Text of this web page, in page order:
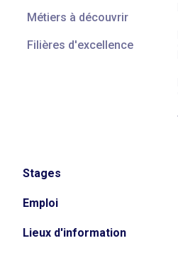
Métiers à découvrir
Filières d'excellence
Stages
Emploi
Lieux d'information